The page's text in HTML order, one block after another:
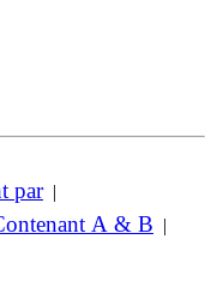
par|
A & B |